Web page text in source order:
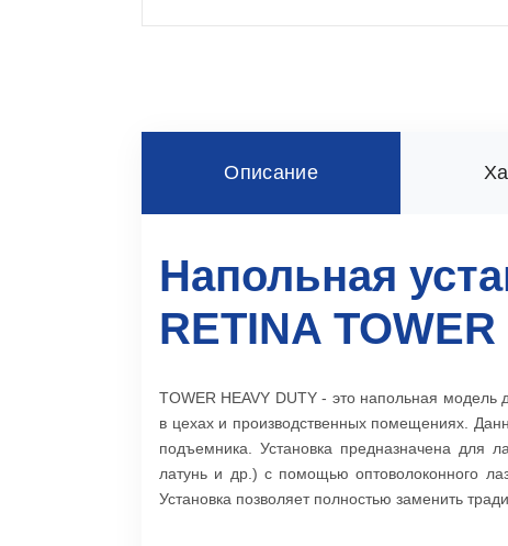
Описание
Напольная
RETINA
TOWER HEAVY DUTY - это напольная
в цехах и производственных помещениях.
подъемника. Установка предназначена для
латунь и др.) с помощью оптоволоконного
Установка позволяет полностью заменить